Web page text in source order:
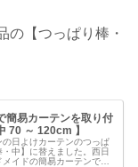
の【つっぱり棒・
簡易カーテンを取り付
70 ～ 120cm 】
日よけカーテンのつっぱ
中】に替えました。西日
イドの簡易カーテンで